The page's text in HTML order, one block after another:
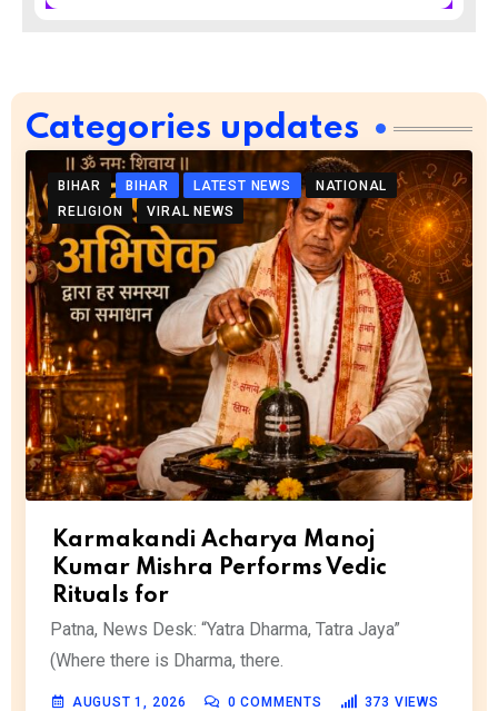
Categories updates
BIHAR BIHAR LATEST NEWS
NATIONAL
RELIGION
VIRAL NEWS
Karmakandi Acharya Manoj
Kumar Mishra Performs Vedic
Rituals for
Patna, News Desk: “Yatra Dharma, Tatra Jaya”
(Where there is Dharma, there.
AUGUST 1, 2026 0 COMMENTS 373 VIEWS